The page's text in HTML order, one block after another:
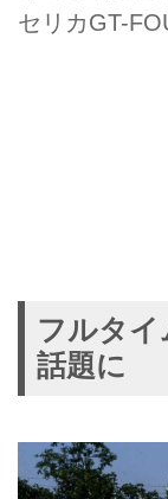
セリカGT-
フルタ
話題に